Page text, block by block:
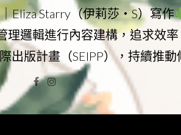
Eliza Starry（伊莉莎・S）寫作
理邏輯進行內容建構，追求效
出版計畫（SEIPP），持續推
Facebook
Instagram